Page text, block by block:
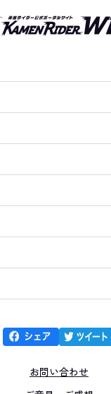
お問い合わせ